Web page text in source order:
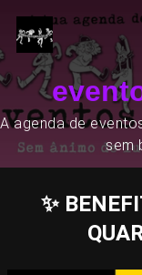
A agenda de
sem
✨